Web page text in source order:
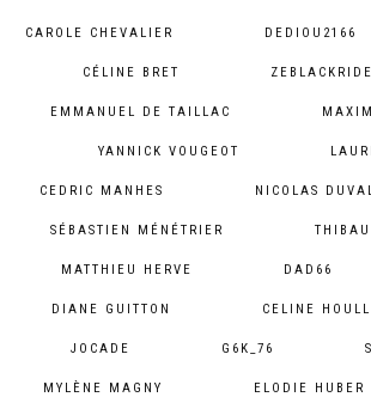
CAROLE CHEVALIER DEDIOU2166
CÉLINE BRET
EMMANUEL DE TAILLAC
YANNICK VOUGEOT
CEDRIC MANHES NICOLAS
SÉBASTIEN MÉNÉTRIER
MATTHIEU HERVE DAD66
DIANE GUITTON CELINE
JOCADE G6K_76
MYLÈNE MAGNY ELODIE HUBER